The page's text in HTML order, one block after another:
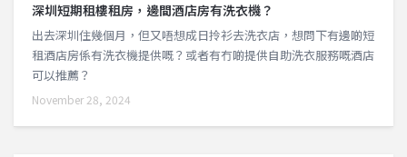
深圳短期租樓租房，邊間酒店房有洗衣機？
出去深圳住幾個月，但又唔想成日拎衫去洗衣店，想問下有邊啲短
租酒店房係有洗衣機提供嘅？或者有冇啲提供自助洗衣服務嘅酒店
可以推薦？
November 28, 2024